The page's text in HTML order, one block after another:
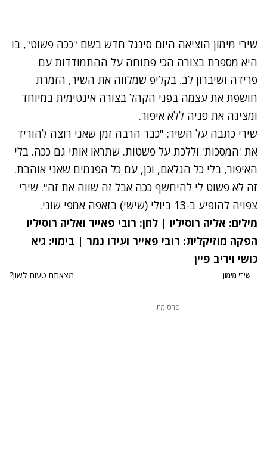
שירי מימון הוציאה היום סינגל חדש בשם "ככה פשוט", בו
היא מספרת בצורה הכי פתוחה על ההתמודדות עם
פרידה ושיברון לב. בקליפ שמלווה את השיר, הזמרת
חושפת את עצמה בפני הקהל בצורה אינטימית במיוחד
ומציגה את פניה ללא איפור.
שירי כתבה על השיר: "כבר הרבה זמן שאני רוצה להוריד
את 'המסכות' וללכת על פשטות. שתראו אותי גם ככה. בלי
האיפור, בלי כל הגלאם, וכן, עם כל הפגמים שאני אוהבת.
זה לא פשוט לי להיחשף ככה אבל זה שווה את זה". שירי
צפויה להופיע ב-13 ביולי (שישי) בזאפה אמפי שוני.
מילים: אליה רוסיליו | לחן: רובי פאייר ואליה רוסיליו
הפקה מוזיקלית: רובי פאייר ועידו נמר | בימוי: גיא
כושי ויריב פיין
שירי מימון מצאתם טעות לשון?
פרסומת